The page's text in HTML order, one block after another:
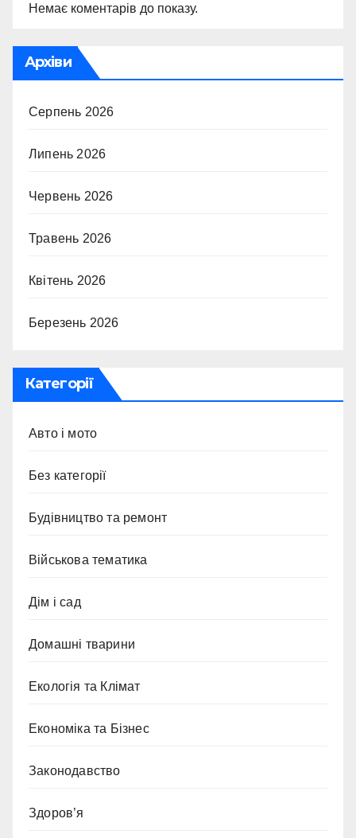
Немає коментарів до показу.
Архіви
Серпень 2026
Липень 2026
Червень 2026
Травень 2026
Квітень 2026
Березень 2026
Категорії
Авто і мото
Без категорії
Будівництво та ремонт
Військова тематика
Дім і сад
Домашні тварини
Екологія та Клімат
Економіка та Бізнес
Законодавство
Здоров’я